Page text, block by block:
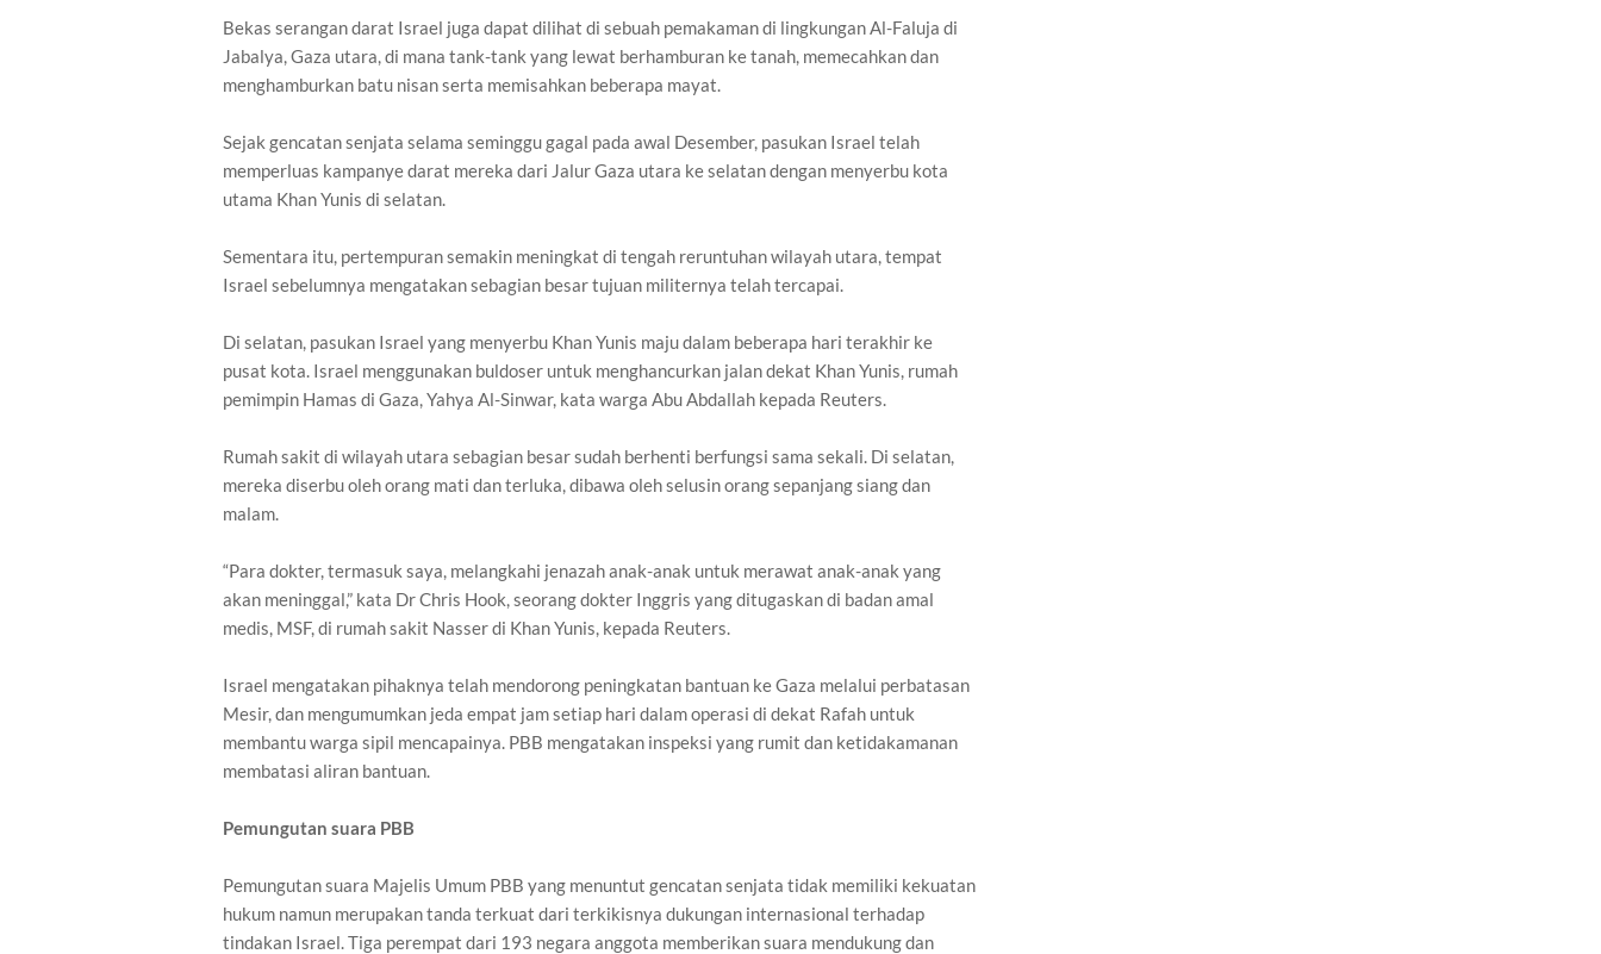
Bekas serangan darat Israel juga dapat dilihat di sebuah pemakaman di lingkungan Al-Faluja di
Jabalya, Gaza utara, di mana tank-tank yang lewat berhamburan ke tanah, memecahkan dan
menghamburkan batu nisan serta memisahkan beberapa mayat.
Sejak gencatan senjata selama seminggu gagal pada awal Desember, pasukan Israel telah
memperluas kampanye darat mereka dari Jalur Gaza utara ke selatan dengan menyerbu kota
utama Khan Yunis di selatan.
Sementara itu, pertempuran semakin meningkat di tengah reruntuhan wilayah utara, tempat
Israel sebelumnya mengatakan sebagian besar tujuan militernya telah tercapai.
Di selatan, pasukan Israel yang menyerbu Khan Yunis maju dalam beberapa hari terakhir ke
pusat kota. Israel menggunakan buldoser untuk menghancurkan jalan dekat Khan Yunis, rumah
pemimpin Hamas di Gaza, Yahya Al-Sinwar, kata warga Abu Abdallah kepada Reuters.
Rumah sakit di wilayah utara sebagian besar sudah berhenti berfungsi sama sekali. Di selatan,
mereka diserbu oleh orang mati dan terluka, dibawa oleh selusin orang sepanjang siang dan
malam.
“Para dokter, termasuk saya, melangkahi jenazah anak-anak untuk merawat anak-anak yang
akan meninggal,” kata Dr Chris Hook, seorang dokter Inggris yang ditugaskan di badan amal
medis, MSF, di rumah sakit Nasser di Khan Yunis, kepada Reuters.
Israel mengatakan pihaknya telah mendorong peningkatan bantuan ke Gaza melalui perbatasan
Mesir, dan mengumumkan jeda empat jam setiap hari dalam operasi di dekat Rafah untuk
membantu warga sipil mencapainya. PBB mengatakan inspeksi yang rumit dan ketidakamanan
membatasi aliran bantuan.
Pemungutan suara PBB
Pemungutan suara Majelis Umum PBB yang menuntut gencatan senjata tidak memiliki kekuatan
hukum namun merupakan tanda terkuat dari terkikisnya dukungan internasional terhadap
tindakan Israel. Tiga perempat dari 193 negara anggota memberikan suara mendukung dan